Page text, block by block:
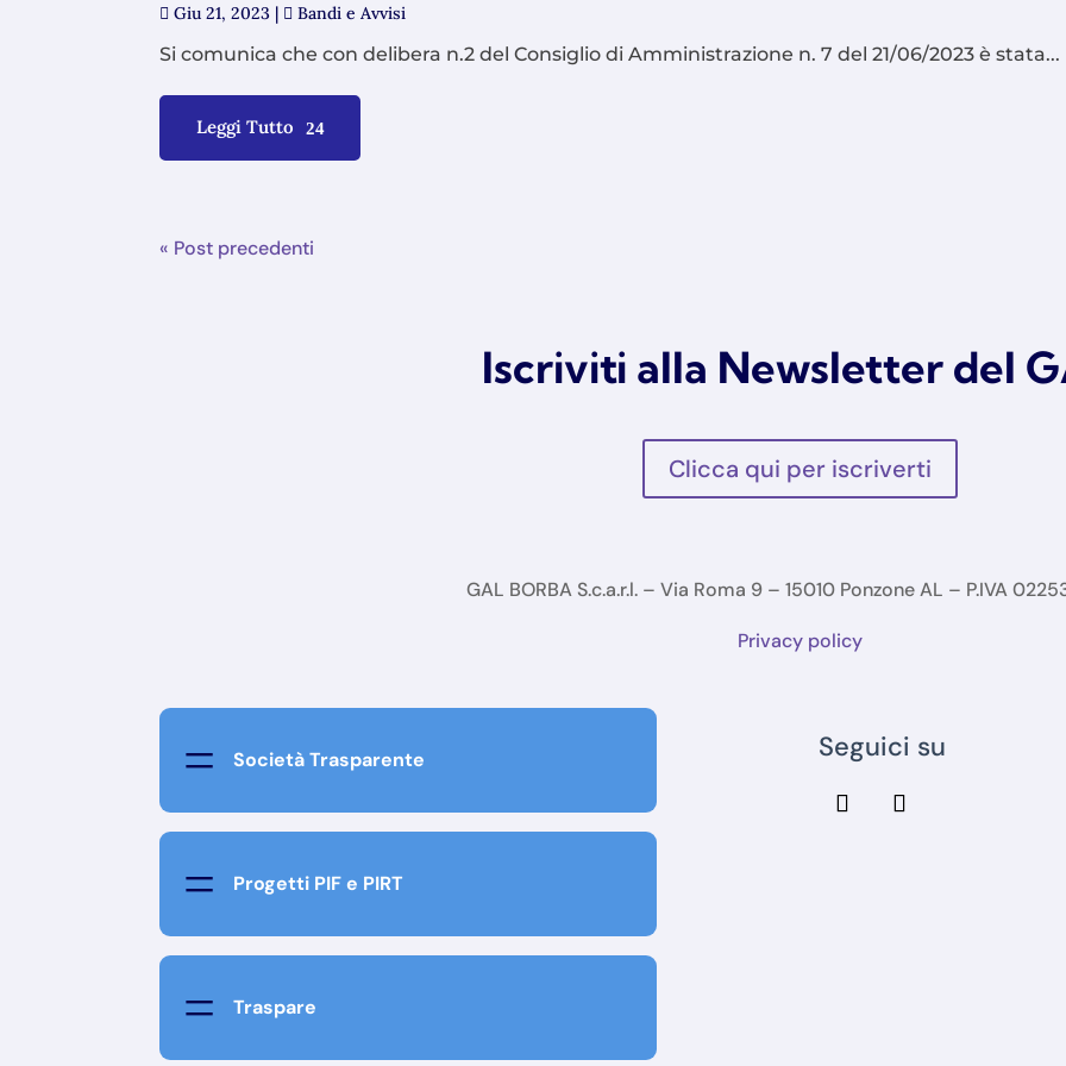
Giu 21, 2023 | Bandi e Avvisi
Si comunica che con delibera n.2 del Consiglio di Amministrazione n. 7 del 21/06/2023 è stata...
Leggi Tutto
« Post precedenti
Iscriviti alla Newsletter del
Clicca qui per iscriverti
GAL BORBA S.c.a.r.l. – Via Roma 9 – 15010 Ponzone AL – P.IVA
Privacy policy
= Società Trasparente
= Progetti PIF e PIRT
= Traspare
Seguici su